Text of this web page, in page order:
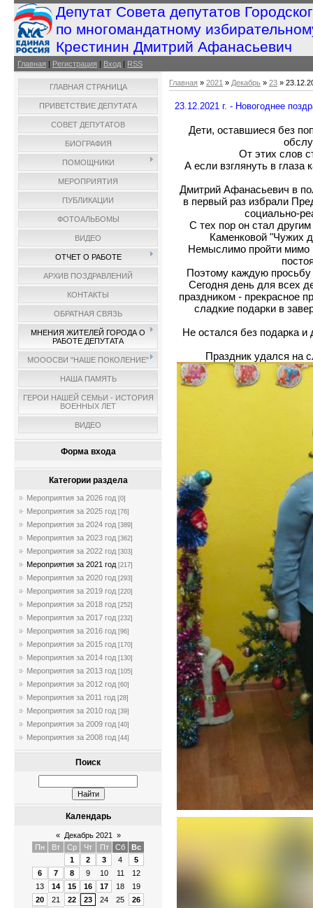
Депутат Совета депутатов
по многомандатному
Крестинин Дмитрий Афанасьевич
Главная | Регистрация | Вход | RSS
ГЛАВНАЯ СТРАНИЦА
ПРИВЕТСТВИЕ ДЕПУТАТА
СОВЕТ ДЕПУТАТОВ
БИОГРАФИЯ
ПОМОЩНИКИ
МЕРОПРИЯТИЯ
ПУБЛИКАЦИИ
ФОТОАЛЬБОМЫ
ВИДЕО
ОТЧЕТ О РАБОТЕ
АРХИВ ПОЗДРАВЛЕНИЙ
КОНТАКТЫ
ОБРАТНАЯ СВЯЗЬ
МНЕНИЯ ЖИТЕЛЕЙ ГОРОДА О
РАБОТЕ ДЕПУТАТА
МОООСВИ "НАШЕ ПОКОЛЕНИЕ"
НАША ПАМЯТЬ
ГЕРОИ НАШЕЙ СЕМЬИ - ИСТОРИЯ
ВОЕННЫХ ЛЕТ
ВИДЕО
Форма входа
Категории раздела
Мероприятия за 2026 год [0]
Мероприятия за 2025 год [76]
Мероприятия за 2024 год [389]
Мероприятия за 2023 год [362]
Мероприятия за 2022 год [303]
Мероприятия за 2021 год [217]
Мероприятия за 2020 год [293]
Мероприятия за 2019 год [220]
Мероприятия за 2018 год [252]
Мероприятия за 2017 год [232]
Мероприятия за 2016 год [96]
Мероприятия за 2015 год [170]
Мероприятия за 2014 год [130]
Мероприятия за 2013 год [105]
Мероприятия за 2012 год [60]
Мероприятия за 2011 год [28]
Мероприятия за 2010 год [39]
Мероприятия за 2009 год [40]
Мероприятия за 2008 год [44]
Поиск
Календарь
« Декабрь 2021
»
Пн
Вт Ср Чт Пт Сб
Вс
1
2 3 4
5
6
7 8 9 10 11
12
13
14 15 16 17 18
19
20
21 22 23 24 25
26
Главная » 2021 » Декабрь » 23 »
23.12.2021 г. - Новогоднее
Дети, оставшиеся без
От этих слов
А если взглянуть в
Дмитрий Афанасьевич в
в первый раз избрали
социально-
С тех пор он стал
Каменковой "Чужих
Немыслимо пройти мимо
Поэтому каждую просьбу
Сегодня день для всех
праздником - прекрасное
сладкие подарки в
Не остался без подарка и
Праздник удался на